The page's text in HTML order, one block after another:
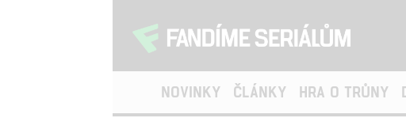
NOVINKY ČLÁNKY HRA O TRŮNY